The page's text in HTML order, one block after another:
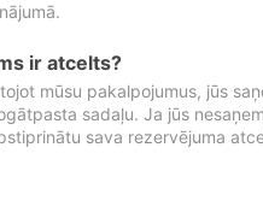
ir atcelts?
mūsu pakalpojumus, jūs
sadaļu. Ja jūs
sava rezervējuma